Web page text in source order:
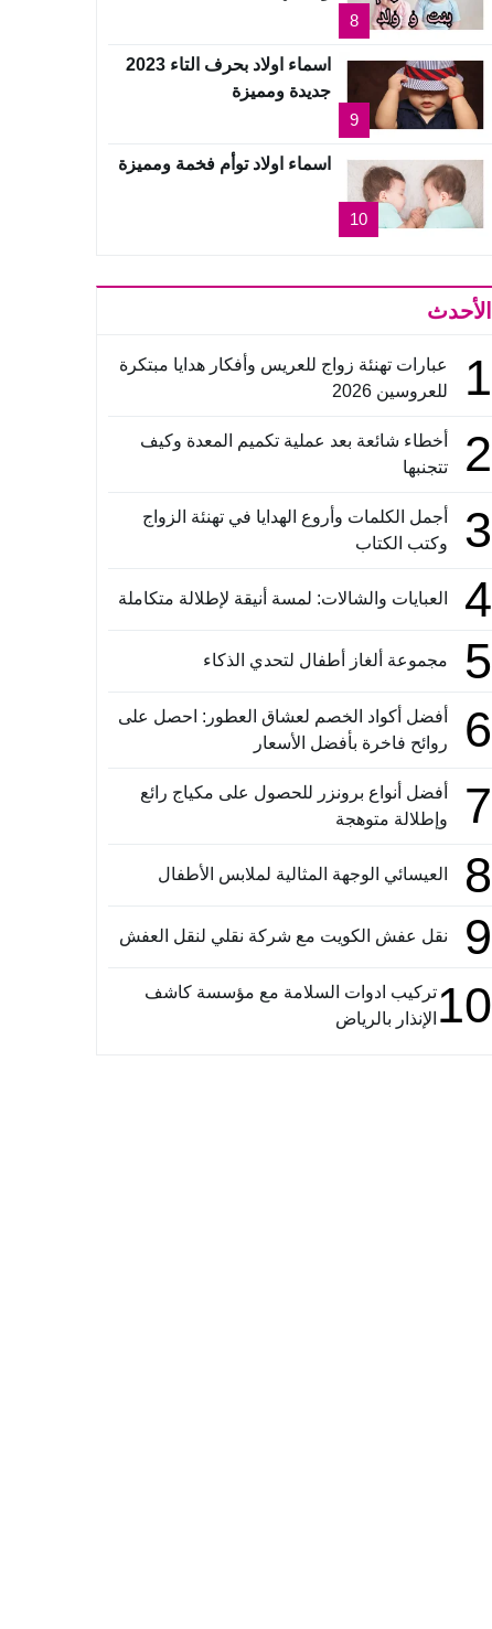
8
9
اسماء اولاد بحرف التاء 2023
جديدة ومميزة
10
اسماء اولاد توأم فخمة ومميزة
الأحدث
1
عبارات تهنئة زواج للعريس وأفكار هدايا مبتكرة
للعروسين 2026
2
أخطاء شائعة بعد عملية تكميم المعدة وكيف
تتجنبها
3
أجمل الكلمات وأروع الهدايا في تهنئة الزواج
وكتب الكتاب
4 العبايات والشالات: لمسة أنيقة لإطلالة متكاملة
5 مجموعة ألغاز أطفال لتحدي الذكاء
6
أفضل أكواد الخصم لعشاق العطور: احصل على
روائح فاخرة بأفضل الأسعار
7
أفضل أنواع برونزر للحصول على مكياج رائع
وإطلالة متوهجة
8 العيسائي الوجهة المثالية لملابس الأطفال
9 نقل عفش الكويت مع شركة نقلي لنقل العفش
10تركيب ادوات السلامة مع مؤسسة كاشف
الإنذار بالرياض